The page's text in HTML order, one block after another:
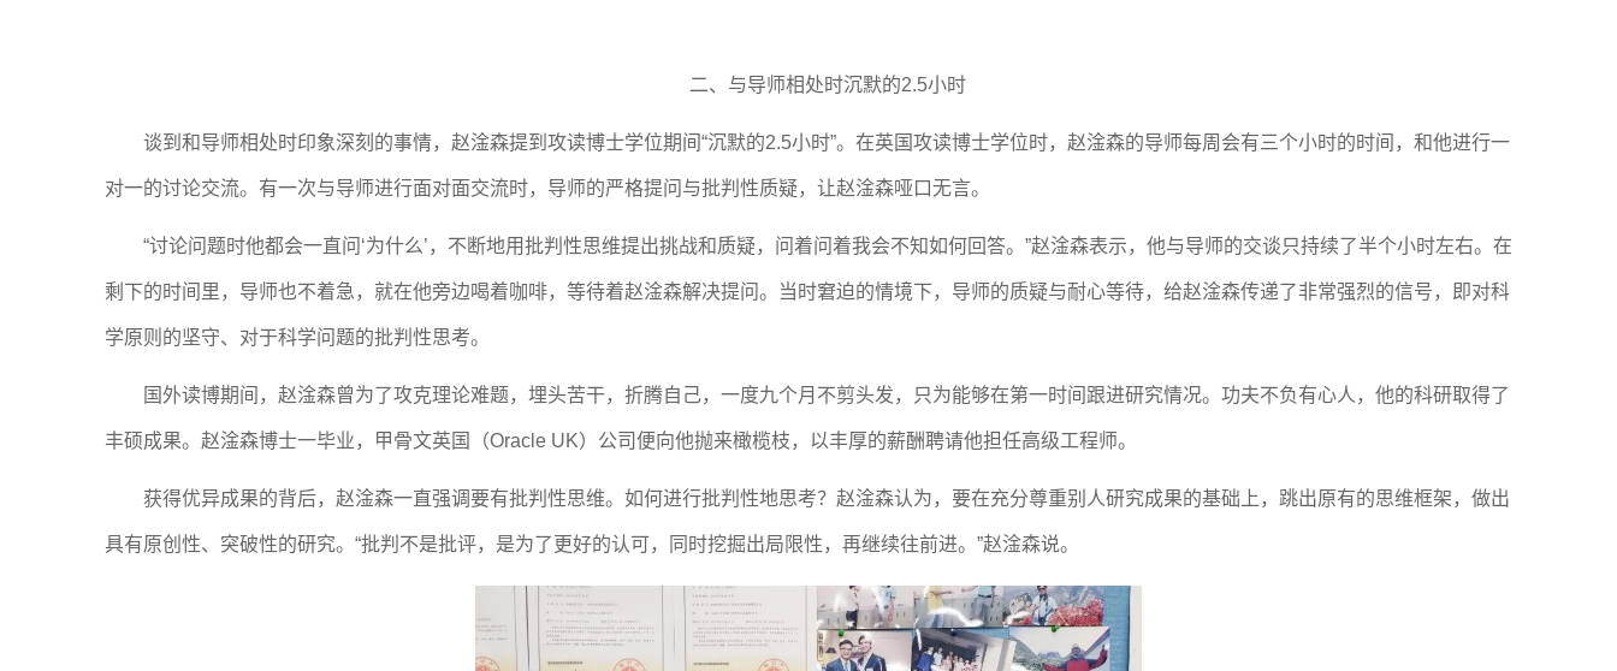
二、 与导师相处时沉默的2.5小时
谈到和导师相处时印象深刻的事情，赵淦森提到攻读博士学位期间“沉默的2.5小时”。在英国攻读博士学位时，赵淦森的导师每周会有三个小时的时间，和他进行一
对一的讨论交流。有一次与导师进行面对面交流时，导师的严格提问与批判性质疑，让赵淦森哑口无言。
“讨论问题时他都会一直问‘为什么’，不断地用批判性思维提出挑战和质疑，问着问着我会不知如何回答。”赵淦森表示，他与导师的交谈只持续了半个小时左右。在
剩下的时间里，导师也不着急，就在他旁边喝着咖啡，等待着赵淦森解决提问。当时窘迫的情境下，导师的质疑与耐心等待，给赵淦森传递了非常强烈的信号，即对科
学原则的坚守、对于科学问题的批判性思考。
国外读博期间，赵淦森曾为了攻克理论难题，埋头苦干，折腾自己，一度九个月不剪头发，只为能够在第一时间跟进研究情况。功夫不负有心人，他的科研取得了
丰硕成果。赵淦森博士一毕业，甲骨文英国（Oracle UK）公司便向他抛来橄榄枝，以丰厚的薪酬聘请他担任高级工程师。
获得优异成果的背后，赵淦森一直强调要有批判性思维。如何进行批判性地思考？赵淦森认为，要在充分尊重别人研究成果的基础上，跳出原有的思维框架，做出
具有原创性、突破性的研究。“批判不是批评，是为了更好的认可，同时挖掘出局限性，再继续往前进。”赵淦森说。